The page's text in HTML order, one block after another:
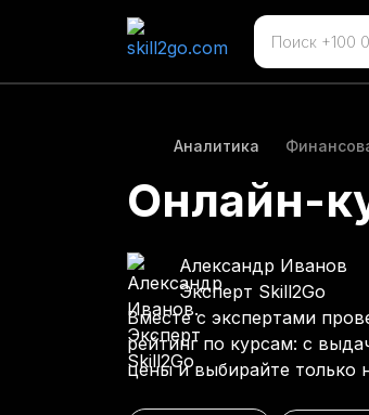
Аналитика
Онлайн-
Александр Иванов
Эксперт Skill2Go
Вместе с экспертами
рейтинг по курсам: с
цены и выбирайте только